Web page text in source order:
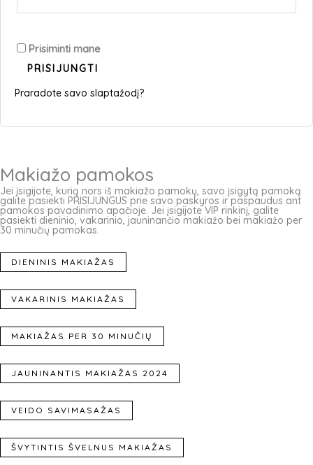
Prisiminti mane
PRISIJUNGTI
Praradote savo slaptažodį?
Makiažo pamokos
Jei įsigijote, kurią nors iš makiažo pamokų, savo įsigytą pamoką
galite pasiekti PRISIJUNGUS prie savo paskyros ir paspaudus ant
pamokos pavadinimo apačioje. Jei įsigijote VIP rinkinį, galite
pasiekti dieninio, vakarinio, jauninančio makiažo bei makiažo per
30 minučių pamokas.
DIENINIS MAKIAŽAS
VAKARINIS MAKIAŽAS
MAKIAŽAS PER 30 MINUČIŲ
JAUNINANTIS MAKIAŽAS 2024
VEIDO SAVIMASAŽAS
ŠVYTINTIS ŠVELNUS MAKIAŽAS